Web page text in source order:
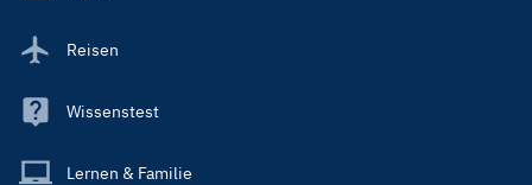
Reisen
Wissenstest
Lernen & Familie